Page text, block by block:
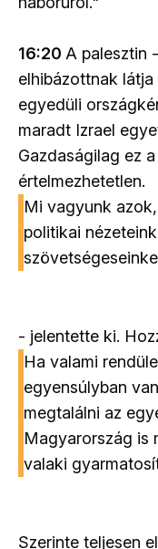
16:20 A palesztin
elhibázottnak
egyedüli
maradt Izrael
Gazdaságilag ez
értelmezhetetlen.
Mi vagyunk
politikai
- jelentette ki.
Ha valami
egyensúlyban
megtalálni az
Magyarország is
valaki
Szerinte teljesen